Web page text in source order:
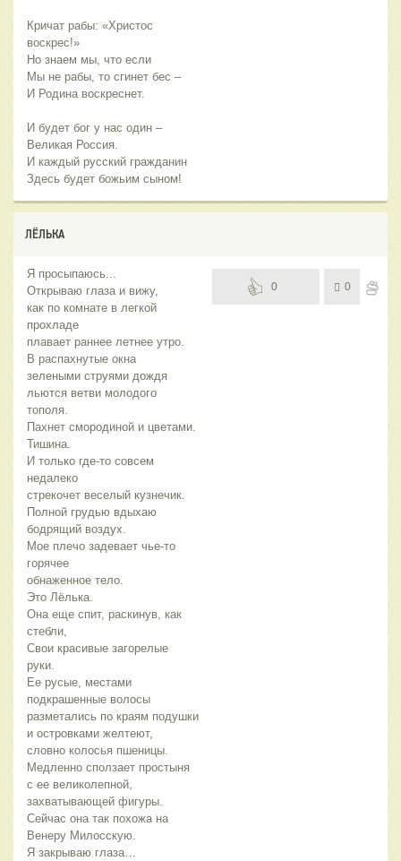
Кричат рабы: «Христос
воскрес!»
Но знаем мы, что если
Мы не рабы, то сгинет бес –
И Родина воскреснет.
И будет бог у нас один –
Великая Россия.
И каждый русский гражданин
Здесь будет божьим сыном!
ЛЁЛЬКА
Я просыпаюсь...
Открываю глаза и вижу,
как по комнате в легкой
прохладе
плавает раннее летнее утро.
В распахнутые окна
зелеными струями дождя
льются ветви молодого
тополя.
Пахнет смородиной и цветами.
Тишина.
И только где-то совсем
недалеко
стрекочет веселый кузнечик.
Полной грудью вдыхаю
бодрящий воздух.
Мое плечо задевает чье-то
горячее
обнаженное тело.
Это Лёлька.
Она еще спит, раскинув, как
стебли,
Свои красивые загорелые
руки.
Ее русые, местами
подкрашенные волосы
разметались по краям подушки
и островками желтеют,
словно колосья пшеницы.
Медленно сползает простыня
с ее великолепной,
захватывающей фигуры.
Сейчас она так похожа на
Венеру Милосскую.
Я закрываю глаза…
0 0